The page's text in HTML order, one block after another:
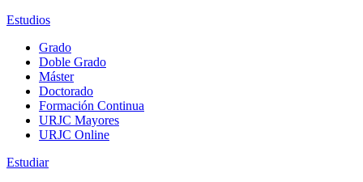
Estudios
Grado
Doble Grado
Máster
Doctorado
Formación Continua
URJC Mayores
URJC Online
Estudiar